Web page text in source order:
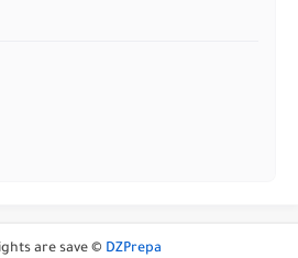
are save © DZPrepa